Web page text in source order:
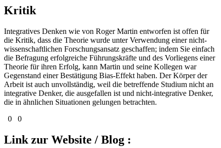
Kritik
Integratives Denken wie von Roger Martin entworfen ist offen für
die Kritik, dass die Theorie wurde unter Verwendung einer nicht-
wissenschaftlichen Forschungsansatz geschaffen; indem Sie einfach
die Befragung erfolgreiche Führungskräfte und des Vorliegens einer
Theorie für ihren Erfolg, kann Martin und seine Kollegen war
Gegenstand einer Bestätigung Bias-Effekt haben. Der Körper der
Arbeit ist auch unvollständig, weil die betreffende Studium nicht an
integrative Denker, die ausgefallen ist und nicht-integrative Denker,
die in ähnlichen Situationen gelungen betrachten.
0
0
Link zur Website / Blog :